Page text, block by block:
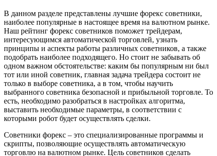
В данном разделе представлены лучшие форекс советники,
наиболее популярные в настоящее время на валютном рынке.
Наш рейтинг форекс советников поможет трейдерам,
интересующимся автоматической торговлей, узнать
принципы и аспекты работы различных советников, а также
подобрать наиболее подходящего. Но стоит не забывать об
одном важном обстоятельстве: каким бы популярным ни был
тот или иной советник, главная задача трейдера состоит не
только в выборе советника, а в том, чтобы научить
выбранного советника безопасной и прибыльной торговле. То
есть, необходимо разобраться в настройках алгоритма,
выставить необходимые параметры, в соответствии с
которыми робот будет осуществлять сделки.
Советники форекс – это специализированные программы и
скрипты, позволяющие осуществлять автоматическую
торговлю на валютном рынке. Цель советников сделать